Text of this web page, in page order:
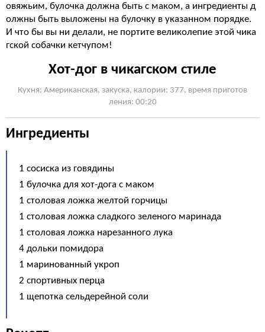
овяжьим, булочка должна быть с маком, а ингредиенты д
олжны быть выложены на булочку в указанном порядке.
И что бы вы ни делали, не портите великолепие этой чика
гской собачки кетчупом!
Хот-дог в чикагском стиле
Кухня: Американская, закуска, калории: 377, время приготов
ления: 00:20
Ингредиенты
1 сосиска из говядины
1 булочка для хот-дога с маком
1 столовая ложка желтой горчицы
1 столовая ложка сладкого зеленого маринада
1 столовая ложка нарезанного лука
4 дольки помидора
1 маринованный укроп
2 спортивных перца
1 щепотка сельдерейной соли